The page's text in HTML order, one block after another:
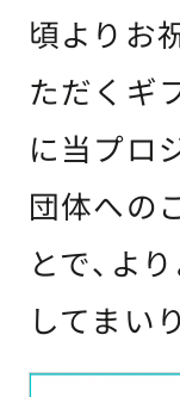
頃よりお
ただくギ
に当プロ
団体への
とで、よ
してまい